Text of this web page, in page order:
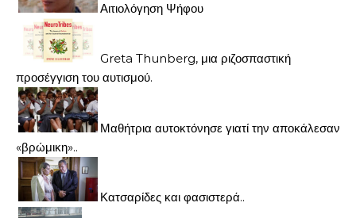
Αιτιολόγηση Ψήφου
Greta Thunberg, μια ριζοσπαστική
προσέγγιση του αυτισμού.
Μαθήτρια αυτοκτόνησε γιατί την αποκάλεσαν
«βρώμικη»..
Κατσαρίδες και φασιστερά..